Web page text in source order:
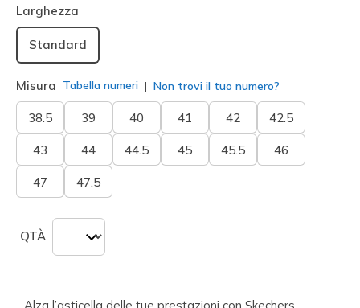
Larghezza
Standard
Misura Tabella numeri Non trovi il tuo numero?
38.5 39 40 41 42 42.5
43 44 44.5 45 45.5 46
47 47.5
QTÀ